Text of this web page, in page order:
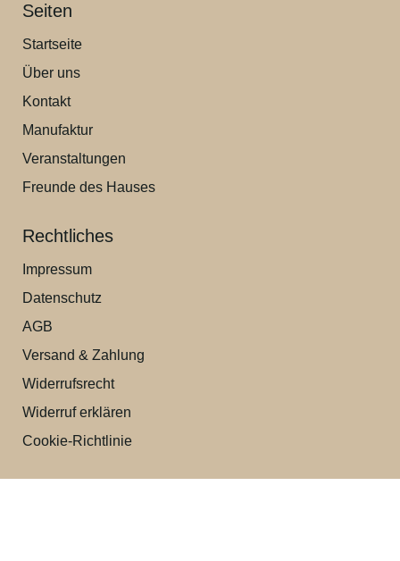
Seiten
Startseite
Über uns
Kontakt
Manufaktur
Veranstaltungen
Freunde des Hauses
Rechtliches
Impressum
Datenschutz
AGB
Versand & Zahlung
Widerrufsrecht
Widerruf erklären
Cookie-Richtlinie